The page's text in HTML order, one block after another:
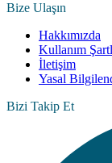
Bize Ulaşın
Hakkımızda
Kullanım
İletişim
Yasal
Bizi Takip Et